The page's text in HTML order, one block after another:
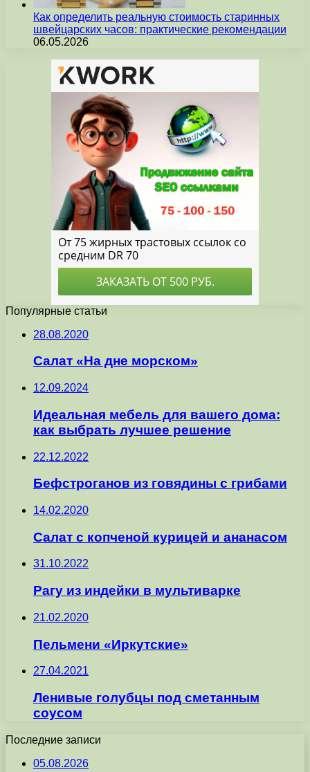
Как определить реальную стоимость старинных
швейцарских часов: практические рекомендации
06.05.2026
Популярные статьи
28.08.2020
Салат «На дне морском»
12.09.2024
Идеальная мебель для вашего дома:
как выбрать лучшее решение
22.12.2022
Бефстроганов из говядины с грибами
14.02.2020
Салат с копченой курицей и ананасом
31.10.2022
Рагу из индейки в мультиварке
21.02.2020
Пельмени «Иркутские»
27.04.2021
Ленивые голубцы под сметанным
соусом
Последние записи
05.08.2026